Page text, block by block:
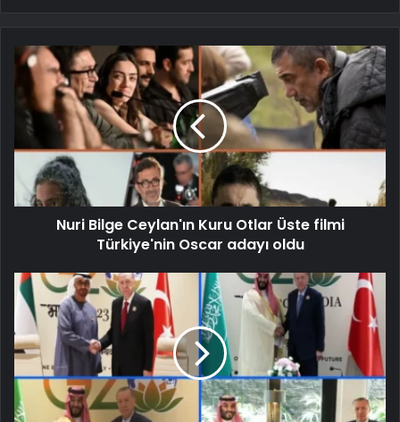
Nuri Bilge Ceylan'ın Kuru Otlar Üste filmi
Türkiye'nin Oscar adayı oldu